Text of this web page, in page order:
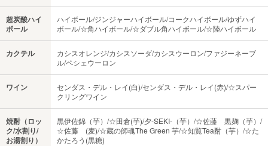
超炭酸ハイ
ボール
ハイボール/ジンジャーハイボール/コークハイボール/ゆずハイ
ボール/☆角ハイボール/☆ダブル角ハイボール/☆陸ハイボール
カクテル
カシスオレンジ/カシスソーダ/カシスウーロン/ファジーネーブ
ル/ペシェウーロン
ワイン
センダス・デル・レイ(白)/センダス・デル・レイ(赤)/☆スパー
クリングワイン
焼酎（ロッ
ク/水割り/
お湯割り）
黒伊佐錦（芋）/☆田倉(芋)/夕-SEKI-（芋）/☆佐藤 黒麹（芋）/
☆佐藤 (麦)/☆蔵の師魂The Green 芋/☆知覧Tea酎（芋）/☆た
かたろう(黒糖)